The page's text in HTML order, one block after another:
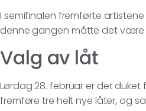
I semifinalen fremførte
denne gangen måtte det være
Valg av låt
Lørdag 28. februar er det duket
fremføre tre helt nye låter, og